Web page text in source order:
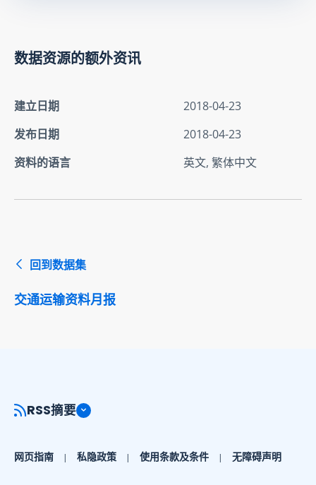
数据资源的额外资讯
建立日期
2018-04-23
发布日期
2018-04-23
资料的语言
英文, 繁体中文
回到数据集
交通运输资料月报
RSS摘要
网页指南 私隐政策 使用条款及条件 无障碍声明